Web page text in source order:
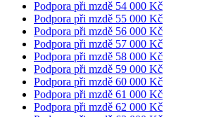
Podpora při mzdě 54 000 Kč
Podpora při mzdě 55 000 Kč
Podpora při mzdě 56 000 Kč
Podpora při mzdě 57 000 Kč
Podpora při mzdě 58 000 Kč
Podpora při mzdě 59 000 Kč
Podpora při mzdě 60 000 Kč
Podpora při mzdě 61 000 Kč
Podpora při mzdě 62 000 Kč